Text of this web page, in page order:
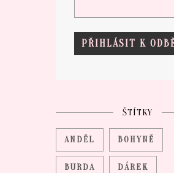
ŠTÍTKY
ANDĚL BOHYNĚ
BURDA DÁREK